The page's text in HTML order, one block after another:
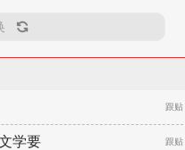
跟贴
学要 跟贴